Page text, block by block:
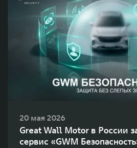
20 мая 2026
Great Wall Motor в России
сервис «GWM